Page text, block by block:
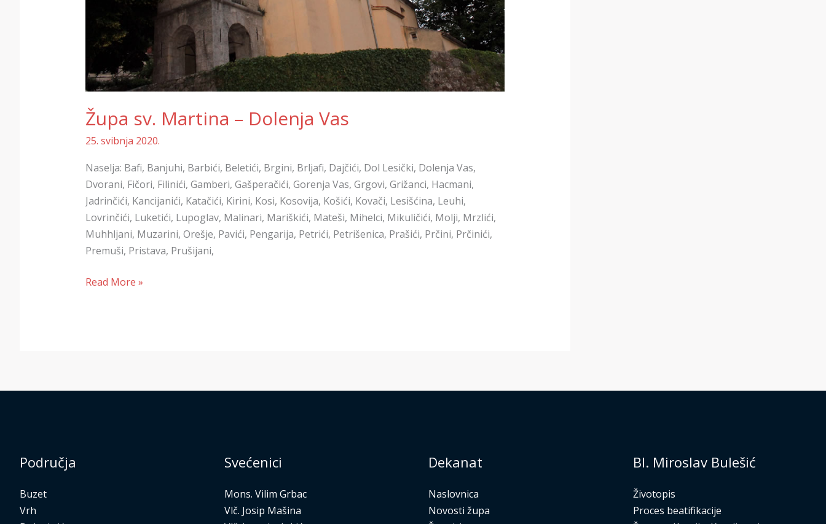
Župa sv. Martina – Dolenja Vas
25. svibnja 2020.
Naselja: Bafi, Banjuhi, Barbići, Beletići, Brgini, Brljafi, Dajčići, Dol Lesički, Dolenja Vas,
Dvorani, Fičori, Filinići, Gamberi, Gašperačići, Gorenja Vas, Grgovi, Grižanci, Hacmani,
Jadrinčići, Kancijanići, Katačići, Kirini, Kosi, Kosovija, Košići, Kovači, Lesišćina, Leuhi,
Lovrinčići, Luketići, Lupoglav, Malinari, Mariškići, Mateši, Mihelci, Mikuličići, Molji, Mrzlići,
Muhhljani, Muzarini, Orešje, Pavići, Pengarija, Petrići, Petrišenica, Prašići, Prčini, Prčinići,
Premuši, Pristava, Prušijani,
Read More »
Područja
Buzet
Vrh
Svećenici
Mons. Vilim Grbac
Vlč. Josip Mašina
Dekanat
Naslovnica
Novosti župa
Bl. Miroslav Bulešić
Životopis
Proces beatifikacije